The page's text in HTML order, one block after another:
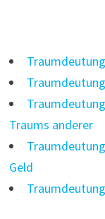
Traums anderer
Geld